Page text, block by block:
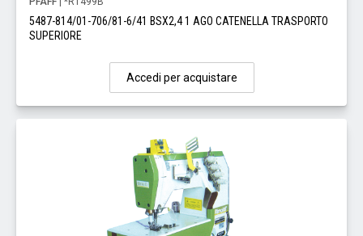
5487-814/01-706/81-6/41 BSX2,4 1 AGO CATENELLA TRASPORTO
SUPERIORE
Accedi per acquistare